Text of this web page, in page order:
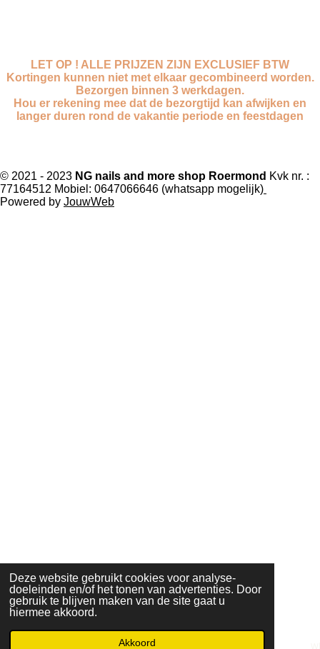
Deze website gebruikt cookies voor analyse-
doeleinden en/of het tonen van advertenties. Door
gebruik te blijven maken van de site gaat u
hiermee akkoord.
Akkoord
LET OP ! ALLE PRIJZEN ZIJN EXCLUSIEF BTW
Kortingen kunnen niet met elkaar gecombineerd worden.
Bezorgen binnen 3 werkdagen.
Hou er rekening mee dat de bezorgtijd kan afwijken en
langer duren rond de vakantie periode en feestdagen
a
c
e
n
s
h
a
i
k
© 2021 - 2023 NG nails and more shop Roermond Kvk nr. :
77164512 Mobiel: 0647066646 (whatsapp mogelijk)
Powered by JouwWeb
Telefoonnummer